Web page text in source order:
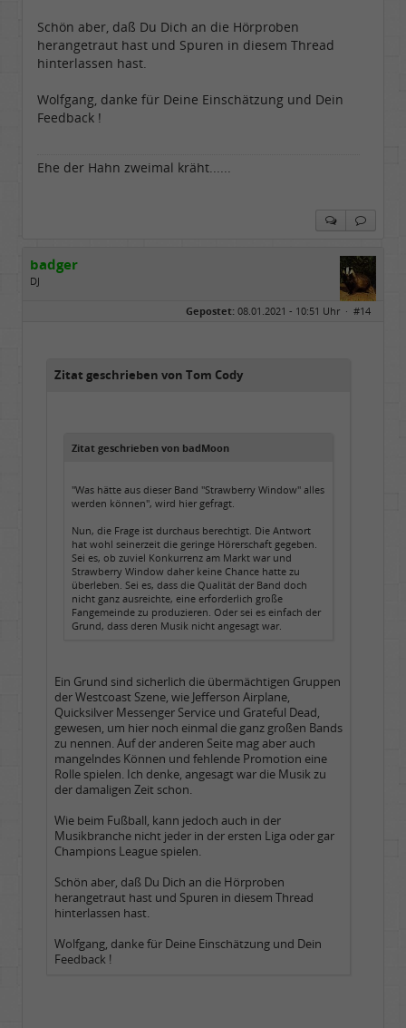
Schön aber, daß Du Dich an die Hörproben
herangetraut hast und Spuren in diesem Thread
hinterlassen hast.
Wolfgang, danke für Deine Einschätzung und Dein
Feedback !
Ehe der Hahn zweimal kräht......
badger
DJ
Gepostet: 08.01.2021 - 10:51 Uhr · #14
Zitat geschrieben von Tom Cody
Zitat geschrieben von badMoon
"Was hätte aus dieser Band "Strawberry Window" alles
werden können", wird hier gefragt.
Nun, die Frage ist durchaus berechtigt. Die Antwort
hat wohl seinerzeit die geringe Hörerschaft gegeben.
Sei es, ob zuviel Konkurrenz am Markt war und
Strawberry Window daher keine Chance hatte zu
überleben. Sei es, dass die Qualität der Band doch
nicht ganz ausreichte, eine erforderlich große
Fangemeinde zu produzieren. Oder sei es einfach der
Grund, dass deren Musik nicht angesagt war.
Ein Grund sind sicherlich die übermächtigen Gruppen
der Westcoast Szene, wie Jefferson Airplane,
Quicksilver Messenger Service und Grateful Dead,
gewesen, um hier noch einmal die ganz großen Bands
zu nennen. Auf der anderen Seite mag aber auch
mangelndes Können und fehlende Promotion eine
Rolle spielen. Ich denke, angesagt war die Musik zu
der damaligen Zeit schon.
Wie beim Fußball, kann jedoch auch in der
Musikbranche nicht jeder in der ersten Liga oder gar
Champions League spielen.
Schön aber, daß Du Dich an die Hörproben
herangetraut hast und Spuren in diesem Thread
hinterlassen hast.
Wolfgang, danke für Deine Einschätzung und Dein
Feedback !